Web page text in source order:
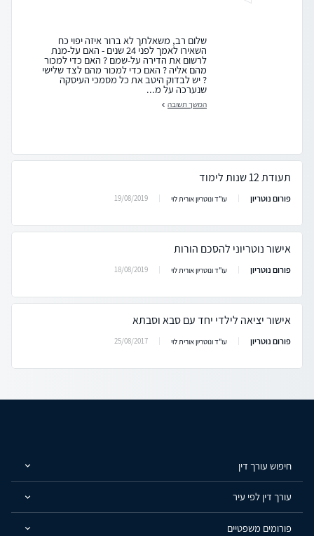
שלום רב, משאלתך לא ברור איזה יפוי כח
השאירו לאמך לפני 24 שנים - האם על-מנת
לרשום את הדירה על-שמם ? האם כדי למכור
מהם אליה ? האם כדי למכור מהם לצד שלישי
? יש לבדוק היטב את כל מסמכי העיסקה
שנערכה על מ...
המשך תשובה
תעודת 12 שנות לימוד
פורום נוטריון עו"ד ונוטריון אורית לוי 19/08/2019
אישור נוטריוני להסכם הורות
פורום נוטריון עו"ד ונוטריון אורית לוי 18/08/2019
אישור יציאה לילדי יחד עם סבא וסבתא
פורום נוטריון עו"ד ונוטריון אורית לוי 25/08/2017
חיפוש עורך דין
עורך דין לפי עיר
פורומים משפטיים